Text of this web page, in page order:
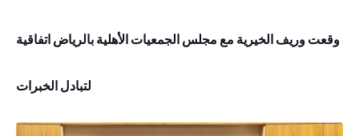
وقعت وريف الخيرية مع مجلس الجمعيات الأهلية بالرياض اتفاقية
لتبادل الخبرات